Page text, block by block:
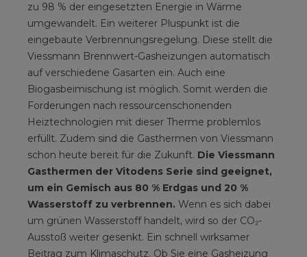
zu 98 % der eingesetzten Energie in Wärme
umgewandelt. Ein weiterer Pluspunkt ist die
eingebaute Verbrennungsregelung. Diese stellt die
Viessmann Brennwert-Gasheizungen automatisch
auf verschiedene Gasarten ein. Auch eine
Biogasbeimischung ist möglich. Somit werden die
Forderungen nach ressourcenschonenden
Heiztechnologien mit dieser Therme problemlos
erfüllt. Zudem sind die Gasthermen von Viessmann
schon heute bereit für die Zukunft. Die Viessmann
Gasthermen der Vitodens Serie sind geeignet,
um ein Gemisch aus 80 % Erdgas und 20 %
Wasserstoff zu verbrennen. Wenn es sich dabei
um grünen Wasserstoff handelt, wird so der CO₂-
Ausstoß weiter gesenkt. Ein schnell wirksamer
Beitrag zum Klimaschutz. Ob Sie eine Gasheizung